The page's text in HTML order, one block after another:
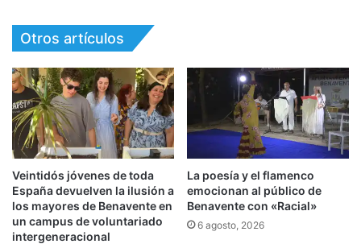
Otros artículos
Veintidós jóvenes de toda
España devuelven la ilusión a
los mayores de Benavente en
un campus de voluntariado
intergeneracional
La poesía y el flamenco
emocionan al público de
Benavente con «Racial»
6 agosto, 2026